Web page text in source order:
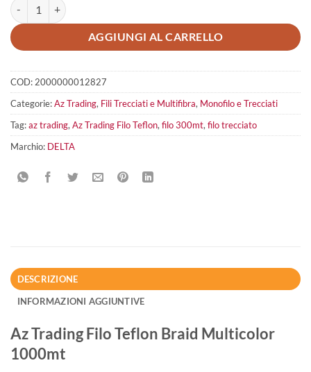
Az Trading Filo Teflon Braid Multicolor 1000mt quantità
AGGIUNGI AL CARRELLO
COD: 2000000012827
Categorie:Az Trading, Fili Trecciati e Multifibra, Monofilo e Trecciati
Tag:az trading, Az Trading Filo Teflon, filo 300mt, filo trecciato
Marchio: DELTA
DESCRIZIONE
INFORMAZIONI AGGIUNTIVE
Az Trading Filo Teflon Braid Multicolor
1000mt